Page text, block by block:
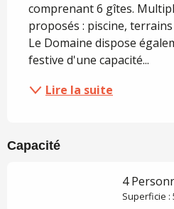
comprenant 6 gîtes.
proposés : piscine,
Le Domaine dispose
festive d'une capacité...
Lire la suite
Capacité
4
Superficie :